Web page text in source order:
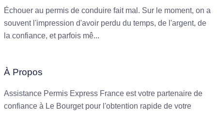
Échouer au permis de conduire fait mal. Sur le moment, on a
souvent l'impression d'avoir perdu du temps, de l'argent, de
la confiance, et parfois mê...
À Propos
Assistance Permis Express France est votre partenaire de
confiance à Le Bourget pour l'obtention rapide de votre